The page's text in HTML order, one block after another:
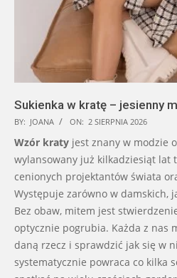
Sukienka w kratę – jesienny
BY: JOANA ON: 2 SIERPNIA 2026
Wzór kraty jest znany w modzie
wylansowany już kilkadziesiąt lat
cenionych projektantów świata
Występuje zarówno w damskich,
Bez obaw, mitem jest
optycznie pogrubia. Każda z nas
daną rzecz i sprawdzić jak się w
systematycznie powraca co kilka